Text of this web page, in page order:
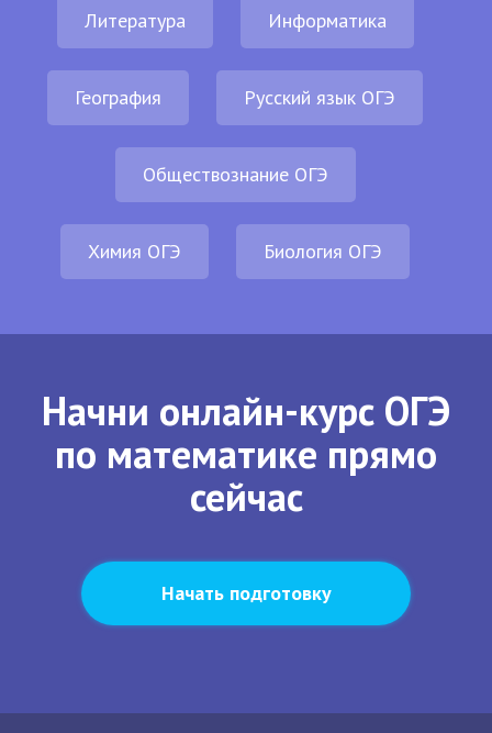
Литература Информатика
География Русский язык ОГЭ
Обществознание ОГЭ
Химия ОГЭ Биология ОГЭ
Начни онлайн-курс ОГЭ
по математике прямо
сейчас
Начать подготовку